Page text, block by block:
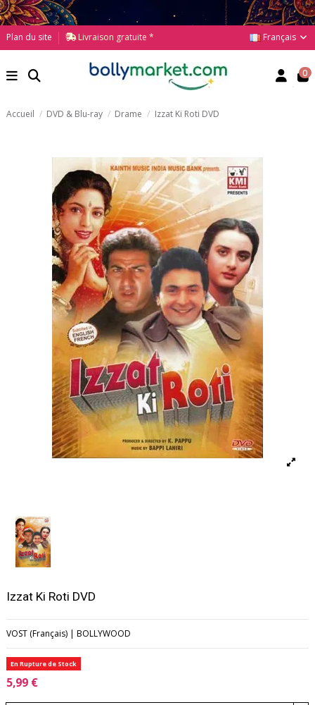
Plan du site Livraison gratuite * Français
0
Accueil DVD & Blu-ray Drame Izzat Ki Roti DVD
Izzat Ki Roti DVD
VOST (Français) | BOLLYWOOD
En Rupture de Stock
5,99 €